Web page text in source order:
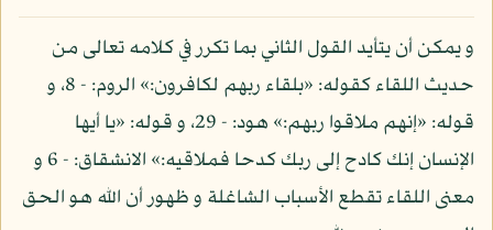
و يمكن أن يتأيد القول الثاني بما تكرر في كلامه تعالى من
حديث اللقاء كقوله: «بلقاء ربهم لكافرون:» الروم: - 8، و
قوله: «إنهم ملاقوا ربهم:» هود: - 29، و قوله: «يا أيها
الإنسان إنك كادح إلى ربك كدحا فملاقيه:» الانشقاق: - 6 و
معنى اللقاء تقطع الأسباب الشاغلة و ظهور أن الله هو الحق